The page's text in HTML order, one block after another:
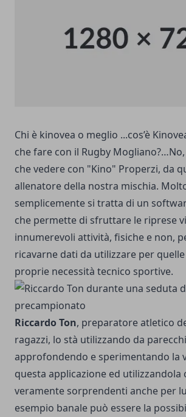
Chi è kinovea o meglio ...cos’è
che fare con il Rugby
che vedere con "Kino" Properzi, da
allenatore della nostra mischia.
semplicemente si tratta di un
che permette di sfruttare le riprese
innumerevoli attività, fisiche e non,
ricavarne dati da utilizzare per
proprie necessità tecnico sportive.
Riccardo Ton, preparatore atletico
ragazzi, lo stà utilizzando da
approfondendo e sperimentando la
questa applicazione ed utilizzandola
veramente sorprendenti anche per
esempio banale può essere la